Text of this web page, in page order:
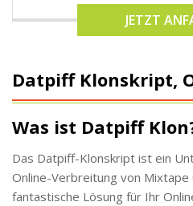
JETZT
Datpiff Klonskript,
Was ist Datpiff
Das Datpiff-Klonskript ist ein
Online-Verbreitung von Mixtape
fantastische Lösung für Ihr